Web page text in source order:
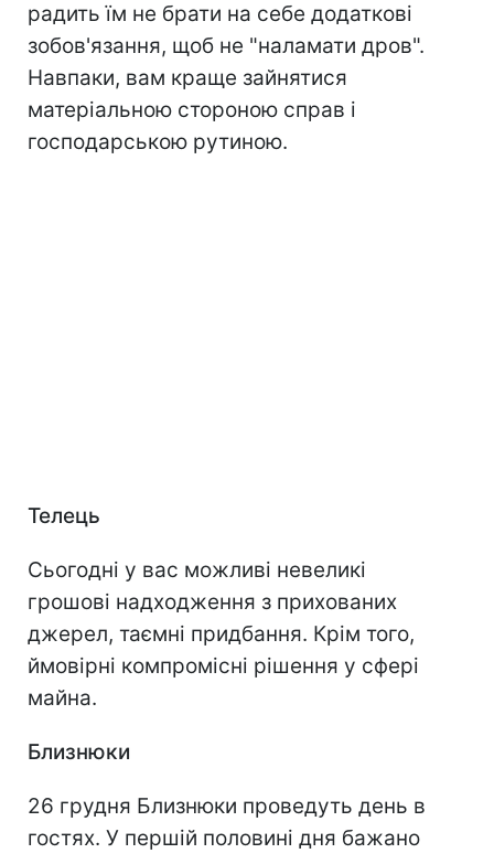
радить їм не брати на себе додаткові
зобов'язання, щоб не "наламати дров".
Навпаки, вам краще зайнятися
матеріальною стороною справ і
господарською рутиною.
Телець
Сьогодні у вас можливі невеликі
грошові надходження з прихованих
джерел, таємні придбання. Крім того,
ймовірні компромісні рішення у сфері
майна.
Близнюки
26 грудня Близнюки проведуть день в
гостях. У першій половині дня бажано